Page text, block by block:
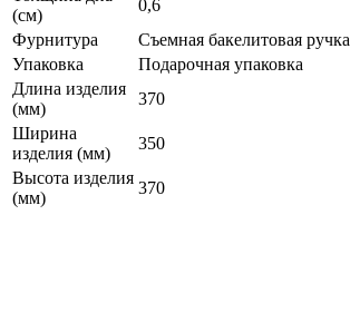
(см)
0,6
Фурнитура
Съемная бакелитовая ручка
Упаковка
Подарочная упаковка
Длина изделия
(мм)
370
Ширина
изделия (мм)
350
Высота изделия
(мм)
370